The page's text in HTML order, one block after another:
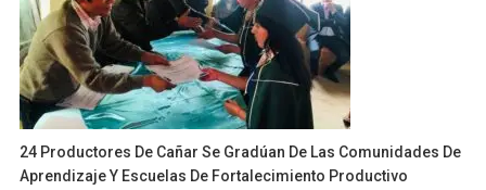
24 Productores De Cañar Se Gradúan De Las Comunidades De
Aprendizaje Y Escuelas De Fortalecimiento Productivo